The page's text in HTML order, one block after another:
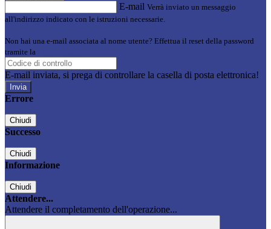
E-mail Verrà inviato un messaggio
all'indirizzo indicato con le istruzioni necessarie.
Non hai una e-mail associata al nome utente? Effettua il reset della password
tramite la
E-mail inviata, si prega di controllare la casella di posta elettronica!
Errore
Chiudi
Successo
Chiudi
Informazione
Chiudi
Attendere...
Attendere il completamento dell'operazione...